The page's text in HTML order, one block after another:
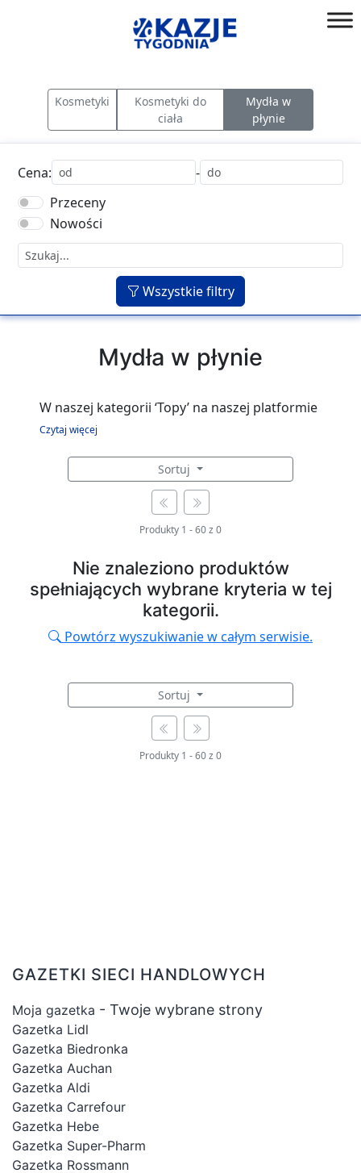
złap
Kosmetyki
Kosmetyki do
ciała
Mydła w
płynie
Cena:
-
Przeceny
Nowości
Wszystkie filtry
Mydła w płynie
W naszej kategorii ‘Topy’ na naszej platformie
zakupowej znajdziesz szeroki wybór
sprawdzą się w codziennych stylizacjach oraz
na różnego rodzaju spotkaniach i
wydarzeniach. Topy są świetnym
uzupełnieniem każdej damskiej garderoby,
dodając charakteru i oryginalności każdej
stylizacji.
W naszej ofercie znajdziesz zarówno luźne
topy na ramiączkach, idealne na letnie dni, jak
sprawdzą się w bardziej formalnych
sytuacjach. Możesz także znaleźć topy
prążkowane, które dodadzą Twojemu
wyglądowi nieco sportowego charakteru,
charakteru i elegancji Twoim stylizacjom.
Zapraszamy do zapoznania się z naszą
bogatą ofertą topów na naszej platformie
zakupowej. Znajdziesz u nas topy
odpowiednie na każdą okazję, w różnych
fasonach, kolorach i stylach. Postaw na
wygodę, oryginalność i jakość – wybierz topy
z naszej kategorii i podkreśl swój
indywidualny styl!
Czytaj więcej
Sortuj
Produkty 1 -60z 0
Nie znaleziono produktów
spełniających wybrane kryteria w tej
kategorii.
Powtórz wyszukiwanie w całym serwisie.
Sortuj
Produkty 1 -60z 0
GAZETKI SIECI HANDLOWYCH
Moja gazetka - Twoje wybrane strony
Gazetka Lidl
Gazetka Biedronka
Gazetka Auchan
Gazetka Aldi
Gazetka Carrefour
Gazetka Hebe
Gazetka Super-Pharm
Gazetka Rossmann